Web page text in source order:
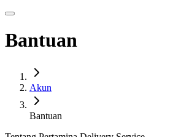
Bantuan
Akun
Bantuan